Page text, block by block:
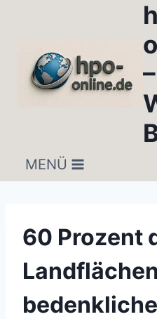
MENÜ
60 Prozent